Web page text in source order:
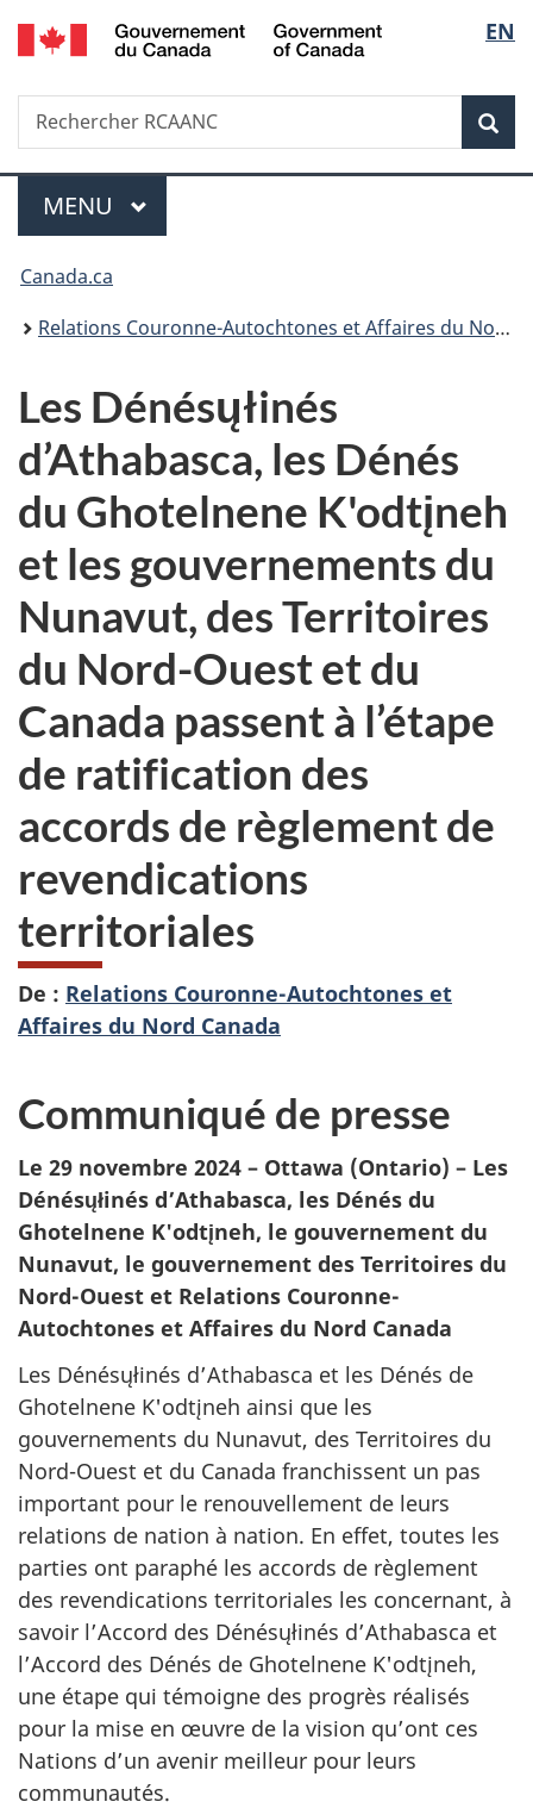
Passer
au
Passer
à
du
Passer
à
simplifiée
de
la
EN
Recherche
Rechercher
RCAANC
Menu
MENU PRINCIPAL
Vous
êtes
Canada.ca
Relations Couronne-Autochtones et Affaires du Nord Canada
Les Dénésųłinés
d’Athabasca, les Dénés
du Ghotelnene K'odtįneh
et les gouvernements du
Nunavut, des Territoires
du Nord-Ouest et du
Canada passent à l’étape
de ratification des
accords de règlement de
revendications
territoriales
De : Relations Couronne-Autochtones et
Affaires du Nord Canada
Communiqué de presse
Le 29 novembre 2024 – Ottawa (Ontario) – Les
Dénésųłinés d’Athabasca, les Dénés du
Ghotelnene K'odtįneh, le gouvernement du
Nunavut, le gouvernement des Territoires du
Nord-Ouest et Relations Couronne-
Autochtones et Affaires du Nord Canada
Les Dénésųłinés d’Athabasca et les Dénés de
Ghotelnene K'odtįneh ainsi que les
gouvernements du Nunavut, des Territoires du
Nord-Ouest et du Canada franchissent un pas
important pour le renouvellement de leurs
relations de nation à nation. En effet, toutes les
parties ont paraphé les accords de règlement
des revendications territoriales les concernant, à
savoir l’Accord des Dénésųłinés d’Athabasca et
l’Accord des Dénés de Ghotelnene K'odtįneh,
une étape qui témoigne des progrès réalisés
pour la mise en œuvre de la vision qu’ont ces
Nations d’un avenir meilleur pour leurs
communautés.